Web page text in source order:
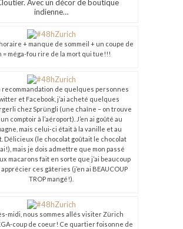
Avec un décor de boutique
indienne…
+ manque de sommeil + un coupe de
= méga-fou rire de la mort qui tue!!!
recommandation de quelques personnes
et Facebook, j’ai acheté quelques
chez Sprüngli (une chaîne – on trouve
comptoir à l’aéroport). J’en ai goûté au
mais celui-ci était à la vanille et au
Délicieux (le chocolat goûtait le chocolat
mais je dois admettre que mon passé
macarons fait en sorte que j’ai beaucoup
apprécier ces gâteries (j’en ai BEAUCOUP
TROP mangé!).
midi, nous sommes allés visiter Zürich
coup de coeur! Ce quartier foisonne de